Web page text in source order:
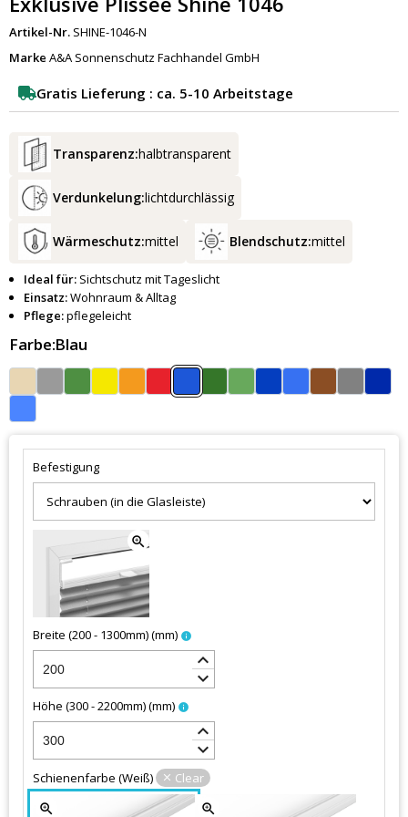
Artikel-Nr. SHINE-1046-N
Marke A&A Sonnenschutz Fachhandel GmbH
Gratis Lieferung : ca. 5-10 Arbeitstage
Transparenz:halbtransparent
Verdunkelung:lichtdurchlässig
Wärmeschutz:mittel Blendschutz:mittel
Ideal für: Sichtschutz mit Tageslicht
Einsatz:Wohnraum & Alltag
Pflege:pflegeleicht
Farbe:Blau
Befestigung
zoom_in
Breite (200 - 1300mm)(mm) info
keyboard_arrow_up
keyboard_arrow_down
Höhe (300 - 2200mm)(mm) info
keyboard_arrow_up
keyboard_arrow_down
Schienenfarbe (Weiß)
Clear
zoom_in
zoom_in